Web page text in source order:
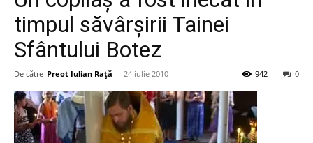
timpul săvârșirii Tainei
Sfântului Botez
De către Preot Iulian Raţă - 24 iulie 2010 0
942